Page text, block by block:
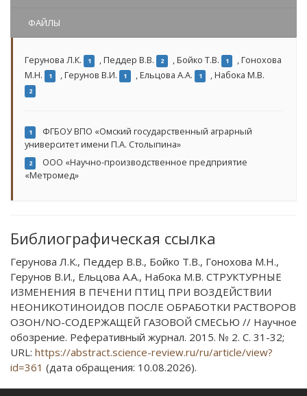
ФАЙЛЫ
Герунова Л.К. 1 ,Педдер В.В. 2 ,Бойко Т.В. 1 ,Гонохова
М.Н.
1 ,Герунов В.И. 1 ,Ельцова А.А. 1 ,Набока М.В.
2
1
ФГБОУ ВПО «Омский государственный аграрный
университет имени П.А. Столыпина»
2
ООО «Научно-производственное предприятие
«Метромед»
Библиографическая ссылка
Герунова Л.К., Педдер В.В., Бойко Т.В., Гонохова М.Н.,
Герунов В.И., Ельцова А.А., Набока М.В. СТРУКТУРНЫЕ
ИЗМЕНЕНИЯ В ПЕЧЕНИ ПТИЦ ПРИ ВОЗДЕЙСТВИИ
НЕОНИКОТИНОИДОВ ПОСЛЕ ОБРАБОТКИ РАСТВОРОВ
ОЗОН/NO-СОДЕРЖАЩЕЙ ГАЗОВОЙ СМЕСЬЮ // Научное
обозрение. Реферативный журнал. 2015. № 2. С. 31-32;
URL: https://abstract.science-review.ru/ru/article/view?
id=361 (дата обращения: 10.08.2026).